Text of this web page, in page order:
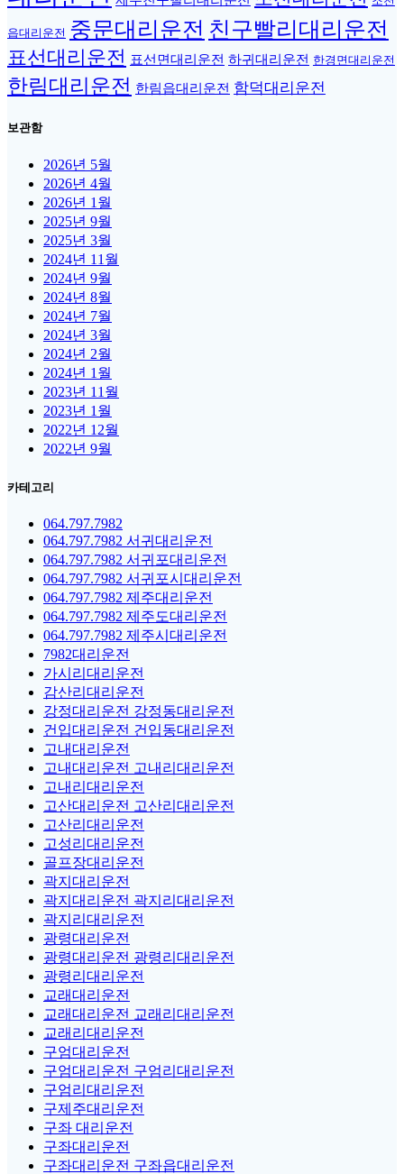
읍대리운전 중문대리운전 친구빨리대리운전
표선대리운전 표선면대리운전 하귀대리운전 한경면대리운전
한림대리운전 한림읍대리운전 함덕대리운전
보관함
2026년 5월
2026년 4월
2026년 1월
2025년 9월
2025년 3월
2024년 11월
2024년 9월
2024년 8월
2024년 7월
2024년 3월
2024년 2월
2024년 1월
2023년 11월
2023년 1월
2022년 12월
2022년 9월
카테고리
064.797.7982
064.797.7982 서귀대리운전
064.797.7982 서귀포대리운전
064.797.7982 서귀포시대리운전
064.797.7982 제주대리운전
064.797.7982 제주도대리운전
064.797.7982 제주시대리운전
7982대리운전
가시리대리운전
감산리대리운전
강정대리운전 강정동대리운전
건입대리운전 건입동대리운전
고내대리운전
고내대리운전 고내리대리운전
고내리대리운전
고산대리운전 고산리대리운전
고산리대리운전
고성리대리운전
골프장대리운전
곽지대리운전
곽지대리운전 곽지리대리운전
곽지리대리운전
광령대리운전
광령대리운전 광령리대리운전
광령리대리운전
교래대리운전
교래대리운전 교래리대리운전
교래리대리운전
구엄대리운전
구엄대리운전 구엄리대리운전
구엄리대리운전
구제주대리운전
구좌 대리운전
구좌대리운전
구좌대리운전 구좌읍대리운전